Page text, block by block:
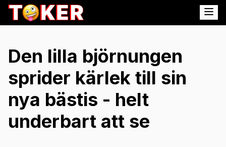
Den lilla björnungen
sprider kärlek till sin
nya bästis - helt
underbart att se